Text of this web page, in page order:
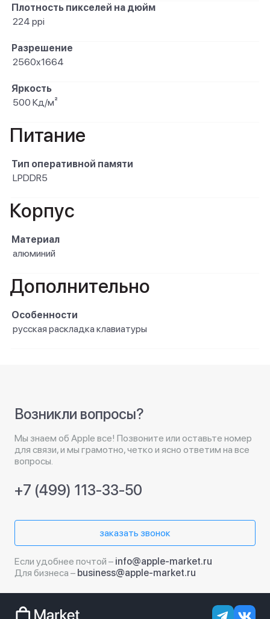
Плотность пикселей на дюйм
224 ppi
Разрешение
2560x1664
Яркость
500 Кд/м²
Питание
Тип оперативной памяти
LPDDR5
Корпус
Материал
алюминий
Дополнительно
Особенности
русская раскладка клавиатуры
Возникли вопросы?
Мы знаем об Apple все! Позвоните или оставьте номер
для связи, и мы грамотно, четко и ясно ответим на все
вопросы.
+7 (499) 113-33-50
заказать звонок
Если удобнее почтой – info@apple-market.ru
Для бизнеса – business@apple-market.ru